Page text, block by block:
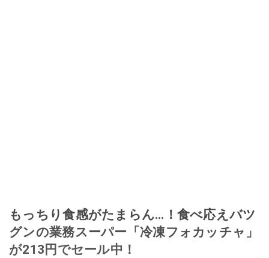
もっちり食感がたまらん…！食べ応えバツ
グンの業務スーパー「冷凍フォカッチャ」
が213円でセール中！